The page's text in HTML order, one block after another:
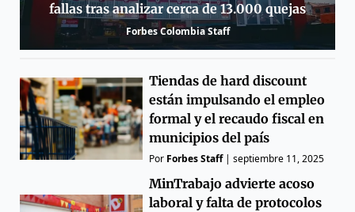
fallas tras analizar cerca de 13.000 quejas
Forbes Colombia Staff
Tiendas de hard discount
están impulsando el empleo
formal y el recaudo fiscal en
municipios del país
Por Forbes Staff|septiembre 11, 2025
MinTrabajo advierte acoso
laboral y falta de protocolos